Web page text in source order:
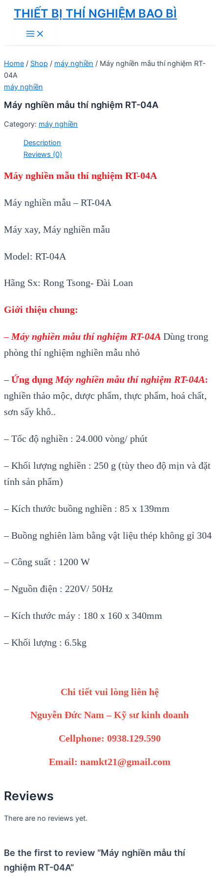
Skip
content
THIẾT BỊ THÍ NGHIỆM BAO BÌ
Main
Menu
Home / Shop / máy nghiền / Máy nghiền mẫu thí nghiệm RT-
04A
máy nghiền
Máy nghiền mẫu thí nghiệm RT-04A
Category: máy nghiền
Description
Reviews (0)
Máy nghiền mẫu thí nghiệm RT-04A
Máy nghiền mẫu – RT-04A
Máy xay, Máy nghiền mẫu
Model: RT-04A
Hãng Sx: Rong Tsong- Đài Loan
Giới thiệu chung:
– Máy nghiền mẫu thí nghiệm RT-04A Dùng trong
phòng thí nghiệm nghiền mẫu nhỏ
–Ứng dụng Máy nghiền mẫu thí nghiệm RT-04A:
nghiền thảo mộc, dược phẩm, thực phẩm, hoá chất,
sơn sấy khô..
– Tốc độ nghiền : 24.000 vòng/ phút
– Khối lượng nghiền : 250 g (tùy theo độ mịn và đặt
tính sản phẩm)
– Kích thước buồng nghiền : 85 x 139mm
– Buồng nghiên làm bằng vật liệu thép không gỉ 304
– Công suất : 1200 W
– Nguồn điện : 220V/ 50Hz
– Kích thước máy : 180 x 160 x 340mm
– Khối lượng : 6.5kg
Chi tiết vui lòng liên hệ
Nguyễn Đức Nam – Kỹ sư kinh doanh
Cellphone: 0938.129.590
Email: namkt21@gmail.com
Reviews
There are no reviews yet.
Be the first to review “Máy nghiền mẫu thí
nghiệm RT-04A”